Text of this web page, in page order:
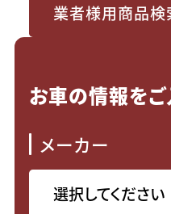
業者様用商品検
お車の情報をご
メーカー